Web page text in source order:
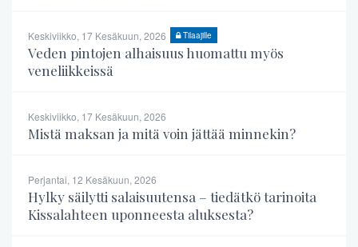
Keskiviikko, 17 Kesäkuun, 2026 Tilaajille
Veden pintojen alhaisuus huomattu myös
veneliikkeissä
Keskiviikko, 17 Kesäkuun, 2026
Mistä maksan ja mitä voin jättää minnekin?
Perjantai, 12 Kesäkuun, 2026
Hylky säilytti salaisuutensa – tiedätkö tarinoita
Kissalahteen uponneesta aluksesta?